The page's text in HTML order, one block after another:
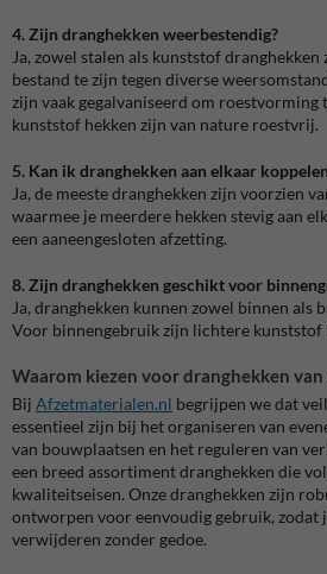
4. Zijn dranghekken weerbestendig?
Ja, zowel stalen als kunststof
bestand te zijn tegen diverse
zijn vaak gegalvaniseerd om roestvorming
kunststof hekken zijn van nature roestvrij.
5. Kan ik dranghekken aan elkaar
Ja, de meeste dranghekken zijn voorzien
waarmee je meerdere hekken stevig aan
een aaneengesloten afzetting.
8. Zijn dranghekken geschikt voor
Ja, dranghekken kunnen zowel binnen als
Voor binnengebruik zijn lichtere kunststof
Waarom kiezen voor dranghekken
Bij Afzetmaterialen.nl begrijpen we dat
essentieel zijn bij het organiseren van
van bouwplaatsen en het reguleren van
een breed assortiment dranghekken die
kwaliteitseisen. Onze dranghekken zijn
ontworpen voor eenvoudig gebruik, zodat
verwijderen zonder gedoe.